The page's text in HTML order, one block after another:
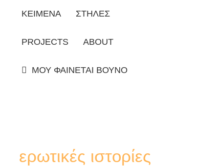
ΚΕΙΜΕΝΑ ΣΤΗΛΕΣ
PROJECTS ABOUT
ΜΟΥ ΦΑΙΝΕΤΑΙ ΒΟΥΝΟ
ερωτικές ιστορίες